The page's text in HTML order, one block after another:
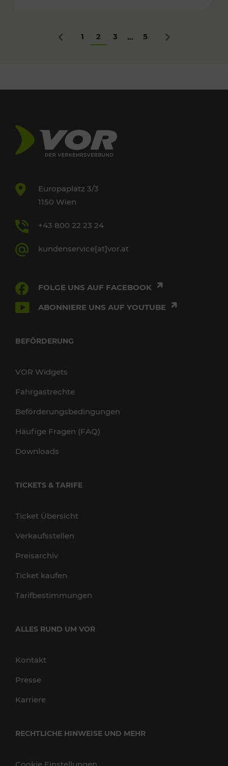
Zurück
1 2 3 ... 5 Nächstes
Europaplatz 3/3
1150 Wien
+43 800 22 23 24
kundenservice[at]vor.at
FOLGE UNS AUF FACEBOOK
ABONNIERE UNS AUF YOUTUBE
BEFÖRDERUNG
VOR Widgets
Fahrgastrechte
Beförderungsbedingungen
Häufige Fragen (FAQ)
Downloads
TICKETS & TARIFE
Ticket Übersicht
Verkaufsstellen
Preisarchiv
Ticket kaufen
Tarifbestimmungen
ALLES RUND UM VOR
Kontakt
Presse
Karriere
RECHTLICHE HINWEISE UND MEHR